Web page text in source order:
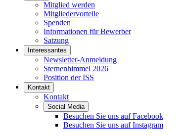
Mitglied werden
Mitgliedervorteile
Spenden
Informationen für Bewerber
Satzung
Interessantes
Newsletter-Anmeldung
Sternenhimmel 2026
Position der ISS
Kontakt
Kontakt
Social Media
Besuchen Sie uns auf Facebook
Besuchen Sie uns auf Instagram